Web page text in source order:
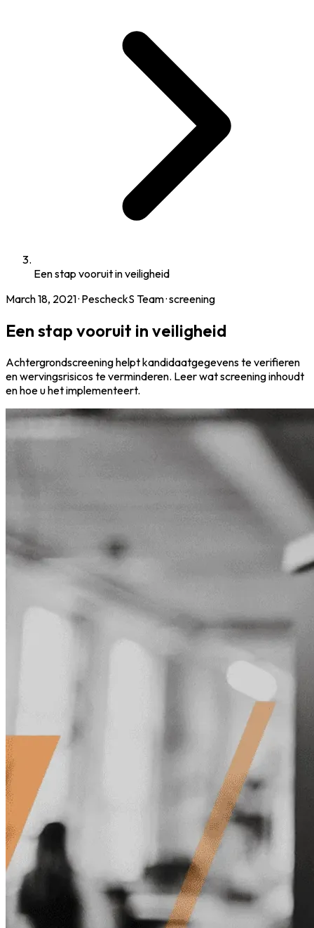
Een stap vooruit in veiligheid
March 18, 2021· PescheckS Team·screening
Een stap vooruit in veiligheid
Achtergrondscreening helpt kandidaatgegevens te verifieren
en wervingsrisicos te verminderen. Leer wat screening inhoudt
en hoe u het implementeert.